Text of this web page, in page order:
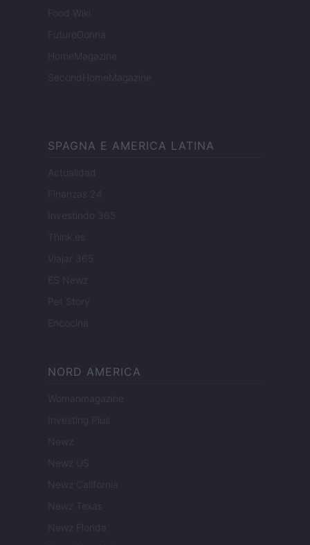
Food Wiki
FuturoDonna
HomeMagazine
SecondHomeMagazine
SPAGNA E AMERICA LATINA
Actualidad
Finanzas 24
Investindo 365
Think.es
Viajar 365
ES Newz
Pet Story
Encocina
NORD AMERICA
Womanmagazine
Investing Plus
Newz
Newz US
Newz California
Newz Texas
Newz Florida